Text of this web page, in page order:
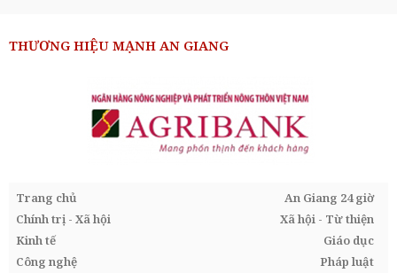
THƯƠNG HIỆU MẠNH AN GIANG
Trang chủ
An Giang 24 giờ
Chính trị - Xã hội
Xã hội - Từ thiện
Kinh tế
Giáo dục
Công nghệ
Pháp luật